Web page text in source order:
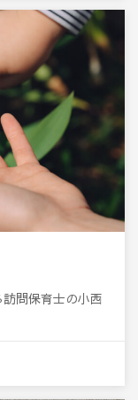
問保育士の小西